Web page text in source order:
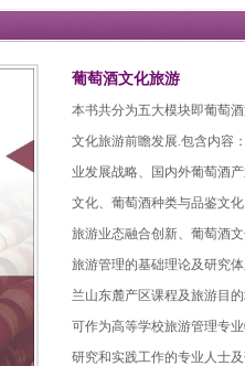
葡萄酒文化旅游
本书共分为五大模块即葡萄
文化旅游前瞻发展.包含内容
业发展战略、国内外葡萄酒
文化、葡萄酒种类与品鉴文
旅游业态融合创新、葡萄酒
旅游管理的基础理论及研究
兰山东麓产区课程及旅游目
可作为高等学校旅游管理专
研究和实践工作的专业人士